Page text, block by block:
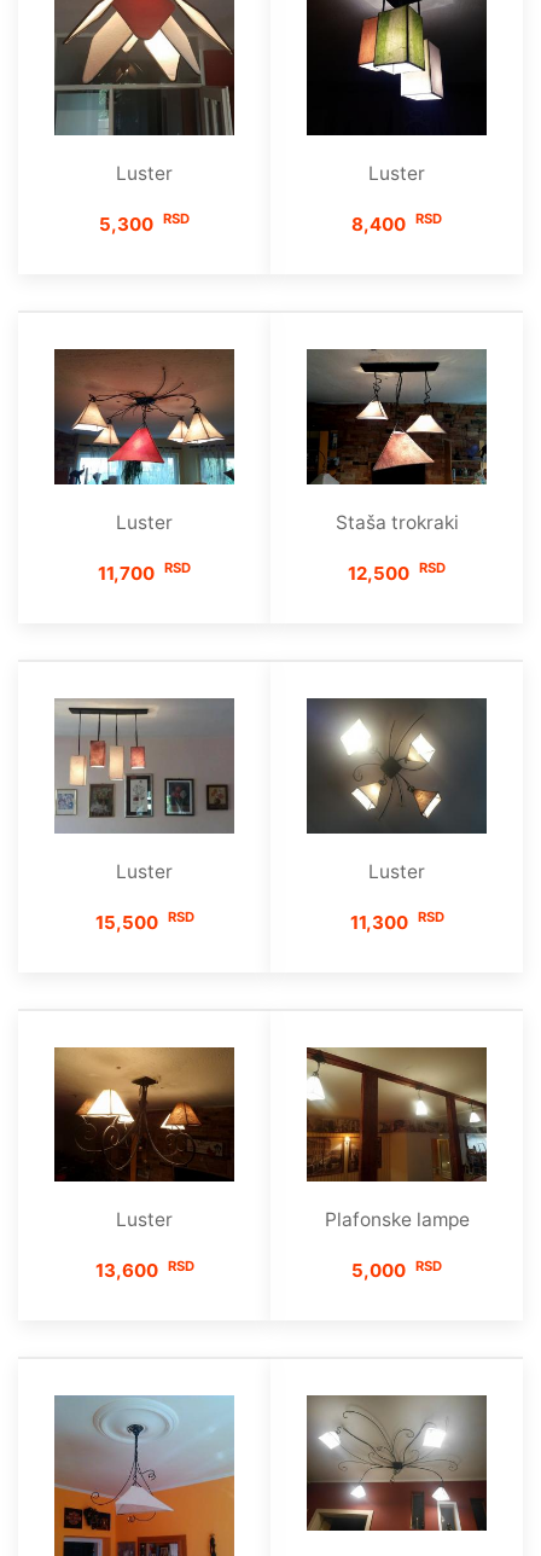
Luster
5,300 RSD
Luster
8,400 RSD
Luster
11,700 RSD
Staša trokraki
12,500 RSD
Luster
15,500 RSD
Luster
11,300 RSD
Luster
13,600 RSD
Plafonske lampe
5,000 RSD